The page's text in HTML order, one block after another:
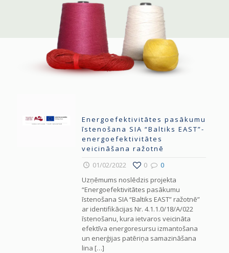
Energoefektivitātes pasākumu
īstenošana SIA “Baltiks EAST”-
energoefektivitātes
veicināšana ražotnē
01/02/2022
0
0
Uzņēmums noslēdzis projekta
“Energoefektivitātes pasākumu
īstenošana SIA “Baltiks EAST” ražotnē”
ar identifikācijas Nr. 4.1.1.0/18/A/022
īstenošanu, kura ietvaros veicināta
efektīva energoresursu izmantošana
un enerģijas patēriņa samazināšana
lina […]